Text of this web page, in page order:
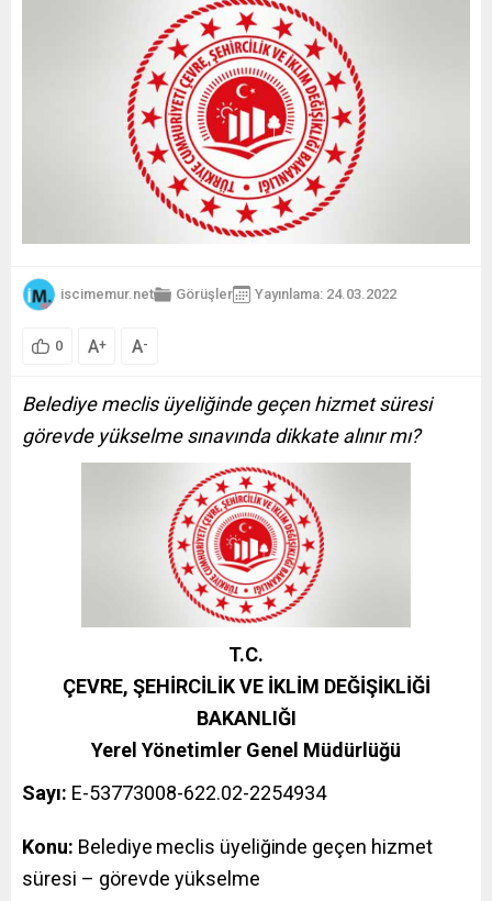
iscimemur.net Görüşler Yayınlama: 24.03.2022
0 A+ A-
Belediye meclis üyeliğinde geçen hizmet süresi
görevde yükselme sınavında dikkate alınır mı?
T.C.
ÇEVRE, ŞEHİRCİLİK VE İKLİM DEĞİŞİKLİĞİ
BAKANLIĞI
Yerel Yönetimler Genel Müdürlüğü
Sayı: E-53773008-622.02-2254934
Konu: Belediye meclis üyeliğinde geçen hizmet
süresi – görevde yükselme